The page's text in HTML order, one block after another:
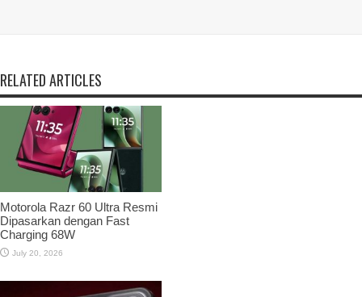
RELATED ARTICLES
Motorola Razr 60 Ultra Resmi
Dipasarkan dengan Fast
Charging 68W
July 20, 2026